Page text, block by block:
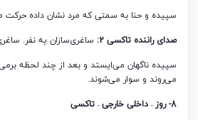
سپیده و حنا به سمتی که مرد نشان داده حرکت
صدای راننده تاکسی 2:
ساغری‌سازان یه نفر.
سپیده ناگهان می‌ایستد و بعد از چند لحظه
می‌روند و سوار می‌شوند.
8- روز – داخلی خارجی – تاکسی